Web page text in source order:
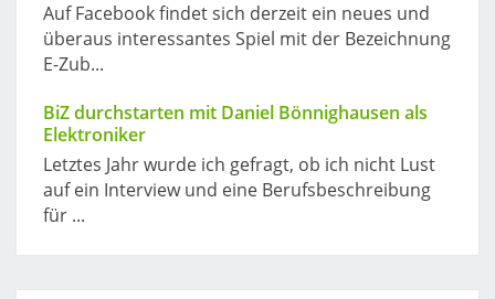
Auf Facebook findet sich derzeit ein neues und
überaus interessantes Spiel mit der Bezeichnung
E-Zub...
BiZ durchstarten mit Daniel Bönnighausen als
Elektroniker
Letztes Jahr wurde ich gefragt, ob ich nicht Lust
auf ein Interview und eine Berufsbeschreibung
für ...